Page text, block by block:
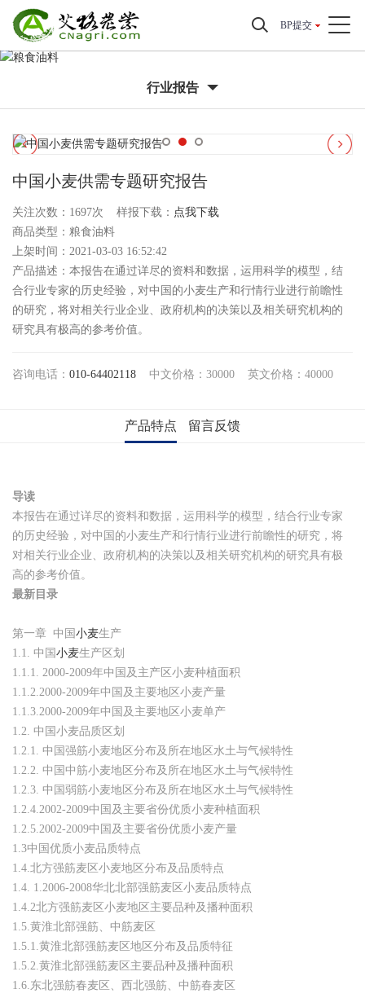
BP提交
行业报告
中国小麦供需专题研究报告
关注次数： 1697次 样报下载： 点我下载
商品类型：粮食油料
上架时间：2021-03-03 16:52:42
产品描述：本报告在通过详尽的资料和数据，运用科学的模型，结
合行业专家的历史经验，对中国的小麦生产和行情行业进行前瞻性
的研究，将对相关行业企业、政府机构的决策以及相关研究机构的
研究具有极高的参考价值。
咨询电话： 010-64402118 中文价格：30000 英文价格：40000
产品特点 留言反馈
导读
本报告在通过详尽的资料和数据，运用科学的模型，结合行业专家
的历史经验，对中国的小麦生产和行情行业进行前瞻性的研究，将
对相关行业企业、政府机构的决策以及相关研究机构的研究具有极
高的参考价值。
最新目录
第一章 中国 小麦生产
1.1. 中国 小麦生产区划
1.1.1. 2000-2009年中国及主产区小麦种植面积
1.1.2.2000-2009年中国及主要地区小麦产量
1.1.3.2000-2009年中国及主要地区小麦单产
1.2. 中国小麦品质区划
1.2.1. 中国强筋小麦地区分布及所在地区水土与气候特性
1.2.2. 中国中筋小麦地区分布及所在地区水土与气候特性
1.2.3. 中国弱筋小麦地区分布及所在地区水土与气候特性
1.2.4.2002-2009中国及主要省份优质小麦种植面积
1.2.5.2002-2009中国及主要省份优质小麦产量
1.3中国优质小麦品质特点
1.4.北方强筋麦区小麦地区分布及品质特点
1.4. 1.2006-2008华北北部强筋麦区小麦品质特点
1.4.2北方强筋麦区小麦地区主要品种及播种面积
1.5.黄淮北部强筋、中筋麦区
1.5.1.黄淮北部强筋麦区地区分布及品质特征
1.5.2.黄淮北部强筋麦区主要品种及播种面积
1.6.东北强筋春麦区、西北强筋、中筋春麦区